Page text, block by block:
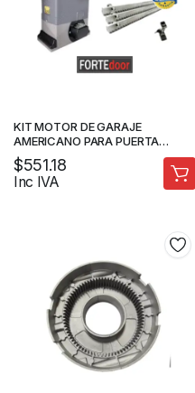
KIT MOTOR DE GARAJE
AMERICANO PARA PUERTA
CORREDIZA 1800K + 6
CREMALLERAS DE ACERO
INOXIDABLE DE 1MX10MM
$551.18
Inc IVA